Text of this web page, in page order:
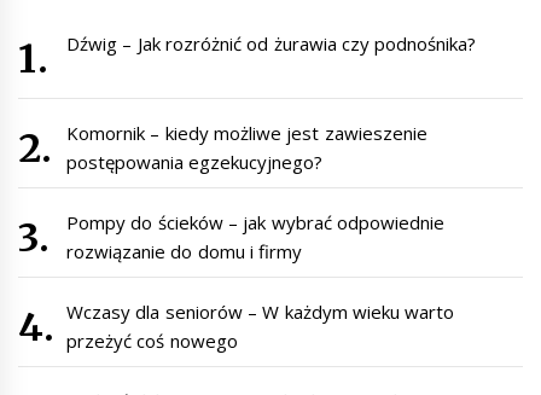
Dźwig – Jak rozróżnić od żurawia czy podnośnika?
Komornik – kiedy możliwe jest zawieszenie
postępowania egzekucyjnego?
Pompy do ścieków – jak wybrać odpowiednie
rozwiązanie do domu i firmy
Wczasy dla seniorów – W każdym wieku warto
przeżyć coś nowego